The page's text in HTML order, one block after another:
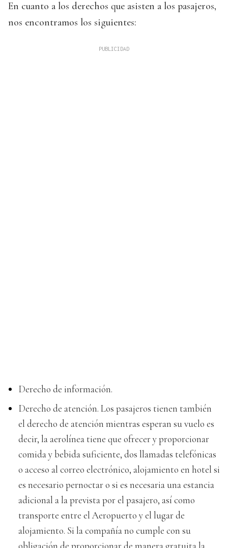
En cuanto a los derechos que asisten a los pasajeros,
nos encontramos los siguientes:
Derecho de información.
Derecho de atención. Los pasajeros tienen también
el derecho de atención mientras esperan su vuelo es
decir, la aerolínea tiene que ofrecer y proporcionar
comida y bebida suficiente, dos llamadas telefónicas
o acceso al correo electrónico, alojamiento en hotel si
es necesario pernoctar o si es necesaria una estancia
adicional a la prevista por el pasajero, así como
transporte entre el Aeropuerto y el lugar de
alojamiento. Si la compañía no cumple con su
obligación de proporcionar de manera gratuita la